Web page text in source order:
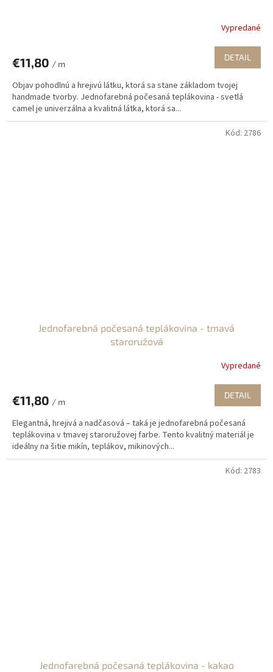
Vypredané
€11,80 / m
DETAIL
Objav pohodlnú a hrejivú látku, ktorá sa stane základom tvojej
handmade tvorby. Jednofarebná počesaná teplákovina - svetlá
camel je univerzálna a kvalitná látka, ktorá sa...
Jednofarebná počesaná teplákovina - tmavá
staroružová
Vypredané
€11,80 / m
DETAIL
Elegantná, hrejivá a nadčasová – taká je jednofarebná počesaná
teplákovina v tmavej staroružovej farbe. Tento kvalitný materiál je
ideálny na šitie mikín, teplákov, mikinových...
Kód: 2786
Jednofarebná počesaná teplákovina - kakao
Kód: 2783